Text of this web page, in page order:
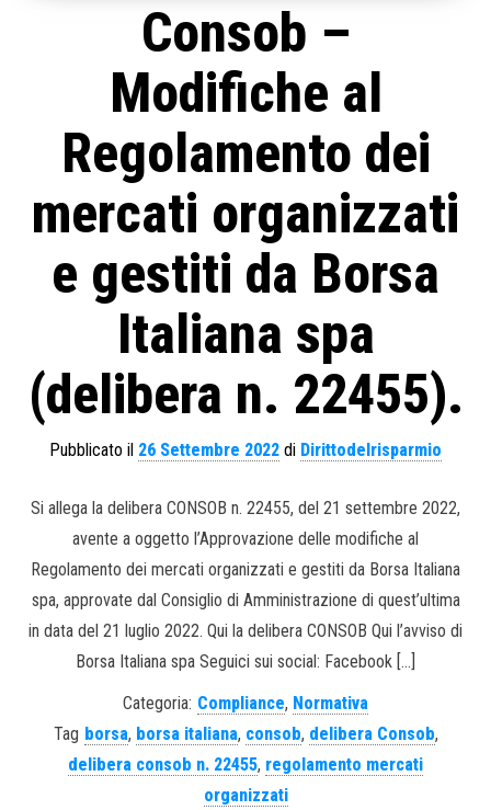
Consob –
Modifiche al
Regolamento dei
mercati organizzati
e gestiti da Borsa
Italiana spa
(delibera n. 22455).
Pubblicato il 26 Settembre 2022 di Dirittodelrisparmio
Si allega la delibera CONSOB n. 22455, del 21 settembre 2022,
avente a oggetto l’Approvazione delle modifiche al
Regolamento dei mercati organizzati e gestiti da Borsa Italiana
spa, approvate dal Consiglio di Amministrazione di quest’ultima
in data del 21 luglio 2022. Qui la delibera CONSOB Qui l’avviso di
Borsa Italiana spa Seguici sui social: Facebook […]
Categoria: Compliance, Normativa
Tag borsa, borsa italiana, consob, delibera Consob,
delibera consob n. 22455, regolamento mercati
organizzati